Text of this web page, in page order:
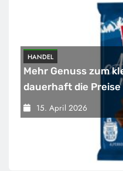
HANDEL
Mehr Genuss zum
dauerhaft die
Schokoladenartikel
günstiger
15. April 2026